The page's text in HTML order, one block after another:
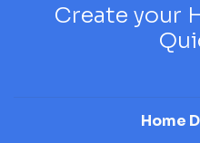
Create your
Home